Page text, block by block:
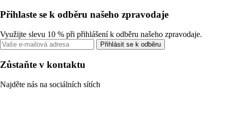
Přihlaste se k odběru našeho zpravodaje
Využijte slevu 10 % při přihlášení k odběru našeho zpravodaje.
Přihlásit se k odběru
Zůstaňte v kontaktu
Najděte nás na sociálních sítích